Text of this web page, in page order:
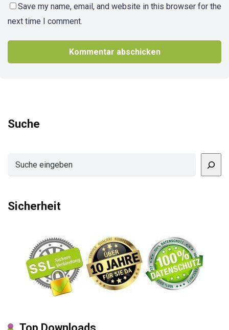
Save my name, email, and website in this browser for the
next time I comment.
Suche
Sicherheit